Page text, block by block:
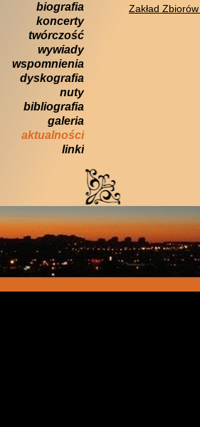
biografia
koncerty
twórczość
wywiady
wspomnienia
dyskografia
nuty
bibliografia
galeria
aktualności
linki
Zakład